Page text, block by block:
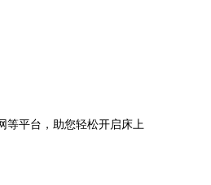
等平台，助您轻松开启床上